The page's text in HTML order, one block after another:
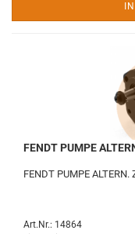
FENDT PUMPE
FENDT PUMPE
Art.Nr.: 14864